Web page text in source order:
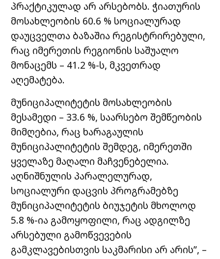
პრაქტიკულად არ არსებობს. ჭიათურის
მოსახლეობის 60.6 % სოციალურად
დაუცველთა ბაზაშია რეგისტრირებული,
რაც იმერეთის რეგიონის საშუალო
მონაცემს – 41.2 %-ს, მკვეთრად
აღემატება.
მუნიციპალიტეტის მოსახლეობის
მესამედი – 33.6 %, საარსებო შემწეობის
მიმღებია, რაც ხარაგაულის
მუნიციპალიტეტის შემდეგ, იმერეთში
ყველაზე მაღალი მაჩვენებელია.
აღნიშნულის პარალელურად,
სოციალური დაცვის პროგრამებზე
მუნიციპალიტეტის ბიუჯეტის მხოლოდ
5.8 %-ია გამოყოფილი, რაც ადგილზე
არსებული გამოწვევების
გამკლავებისთვის საკმარისი არ არის”, –